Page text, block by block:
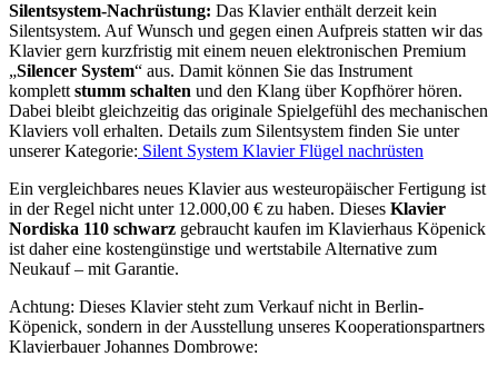
Silentsystem-Nachrüstung: Das Klavier enthält derzeit kein
Silentsystem. Auf Wunsch und gegen einen Aufpreis statten wir das
Klavier gern kurzfristig mit einem neuen elektronischen Premium
„Silencer System“ aus. Damit können Sie das Instrument
komplett stumm schalten und den Klang über Kopfhörer hören.
Dabei bleibt gleichzeitig das originale Spielgefühl des mechanischen
Klaviers voll erhalten. Details zum Silentsystem finden Sie unter
unserer Kategorie: Silent System Klavier Flügel nachrüsten
Ein vergleichbares neues Klavier aus westeuropäischer Fertigung ist
in der Regel nicht unter 12.000,00 € zu haben. Dieses Klavier
Nordiska 110 schwarz gebraucht kaufen im Klavierhaus Köpenick
ist daher eine kostengünstige und wertstabile Alternative zum
Neukauf – mit Garantie.
Achtung: Dieses Klavier steht zum Verkauf nicht in Berlin-
Köpenick, sondern in der Ausstellung unseres Kooperationspartners
Klavierbauer Johannes Dombrowe: